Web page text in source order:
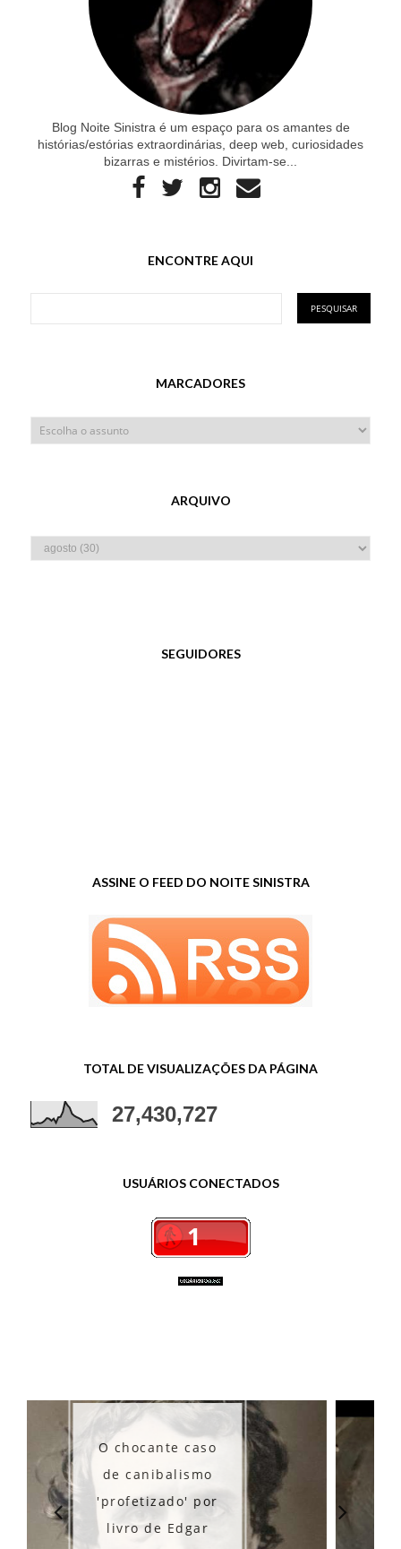
Blog Noite Sinistra é um espaço para os amantes de
histórias/estórias extraordinárias, deep web, curiosidades
bizarras e mistérios. Divirtam-se...
ENCONTRE AQUI
MARCADORES
ARQUIVO
SEGUIDORES
ASSINE O FEED DO NOITE SINISTRA
TOTAL DE VISUALIZAÇÕES DA PÁGINA
27,430,727
USUÁRIOS CONECTADOS
por
Os misteriosos
túneis de